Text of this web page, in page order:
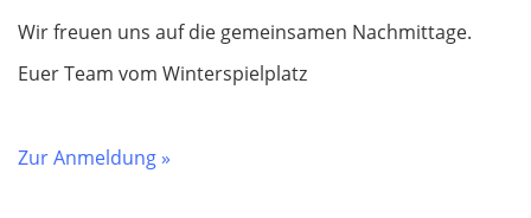
Wir freuen uns auf die gemeinsamen Nachmittage.
Euer Team vom Winterspielplatz
Zur Anmeldung »